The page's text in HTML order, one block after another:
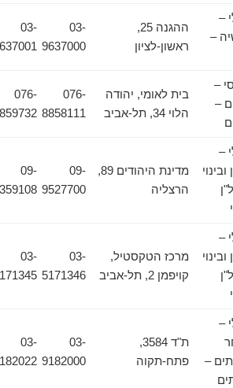
ההגנה 25,
ראשון-לציון
9637000
9637001
בית לאומי, יהודה
הלוי 34, תל-אביב
076-
8858111
076-
8859732
מדינת היהודים 89,
הרצליה
09-
9527700
8359108
מרכז הטקסטיל,
קויפמן 2, תל-אביב
5171346
5171345
–
ת"ד 3584,
פתח-תקוה
9182000
9182022